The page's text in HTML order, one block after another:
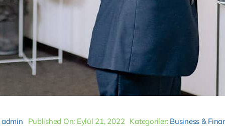
admin Published On: Eylül 21, 2022 Kategoriler: Business &